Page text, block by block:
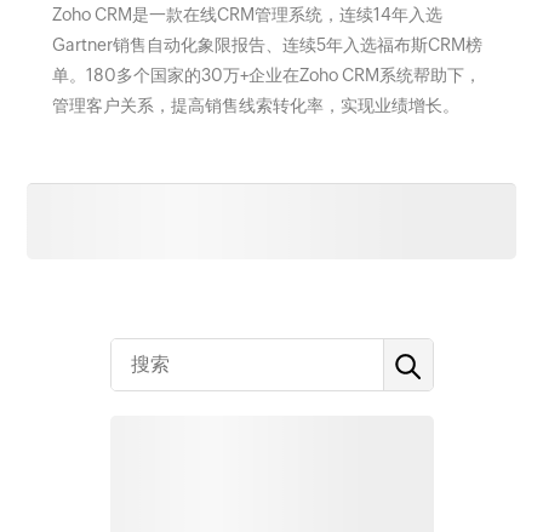
Zoho CRM是一款在线CRM管理系统，连续14年入选
Gartner销售自动化象限报告、连续5年入选福布斯CRM榜
单。180多个国家的30万+企业在Zoho CRM系统帮助下，
管理客户关系，提高销售线索转化率，实现业绩增长。